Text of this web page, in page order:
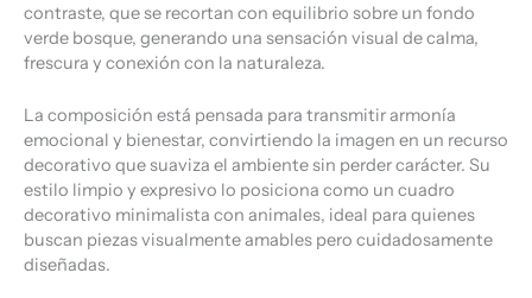
contraste, que se recortan con equilibrio sobre un fondo
verde bosque, generando una sensación visual de calma,
frescura y conexión con la naturaleza.
La composición está pensada para transmitir armonía
emocional y bienestar, convirtiendo la imagen en un recurso
decorativo que suaviza el ambiente sin perder carácter. Su
estilo limpio y expresivo lo posiciona como un cuadro
decorativo minimalista con animales, ideal para quienes
buscan piezas visualmente amables pero cuidadosamente
diseñadas.